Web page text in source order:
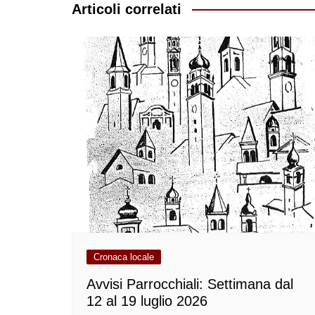
Articoli correlati
Cronaca locale
Avvisi Parrocchiali: Settimana dal
12 al 19 luglio 2026